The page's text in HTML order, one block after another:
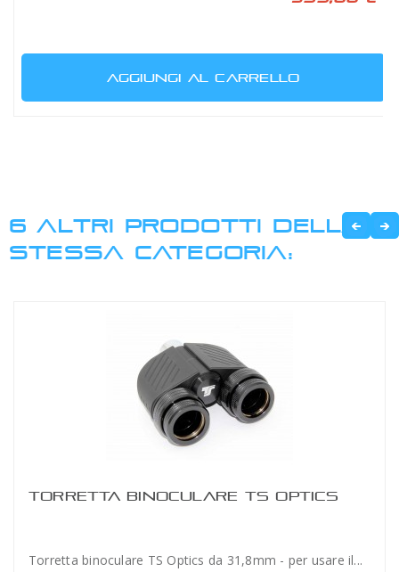
AGGIUNGI AL CARRELLO
6 ALTRI PRODOTTI DELLA
STESSA CATEGORIA:
TORRETTA BINOCULARE TS OPTICS
Torretta binoculare TS Optics da 31,8mm - per usare il...